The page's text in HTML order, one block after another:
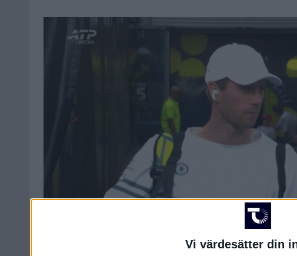
Vi värdesätter din